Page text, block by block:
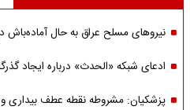
نیروهای مسلح عراق به حال آماده‌باش
ادعای شبکه «الحدث» درباره ایجاد
پزشکیان: مشروطه نقطه عطف بیداری